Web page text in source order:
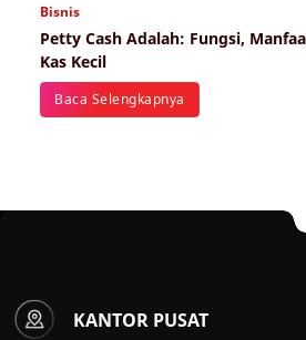
Bisnis
Petty Cash Adalah: Fungsi,
Kas Kecil
Baca Selengkapnya
KANTOR PUSAT